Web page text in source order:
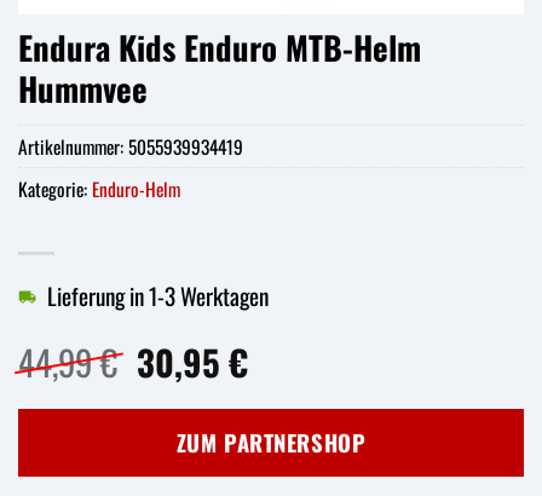
Endura Kids Enduro MTB-Helm
Hummvee
44,99€ Ursprünglicher
Preis
war:
44,99 €
30,95€Aktueller
ist:
30,95 €.
Lieferung in 1-3 Werktagen
ZUM PARTNERSHOP
Artikelnummer:5055939934419
Kategorie: Enduro-Helm